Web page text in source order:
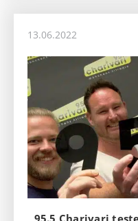
13.06.2022
95.5 Charivari